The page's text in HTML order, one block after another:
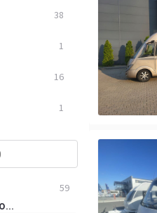
38
1
16
1
59